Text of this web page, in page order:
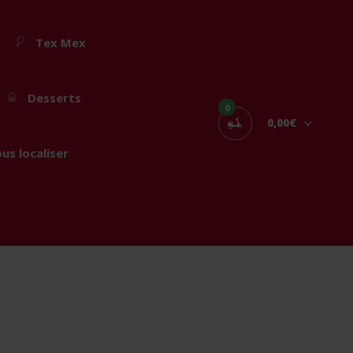
Tex Mex
Desserts
localiser
0,00€
0